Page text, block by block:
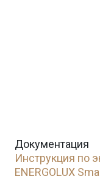
Документация
Инструкция по
ENERGOLUX